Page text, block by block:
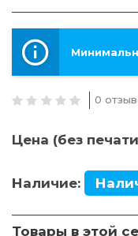
0
Цена (без
Наличие:
Товары в этой